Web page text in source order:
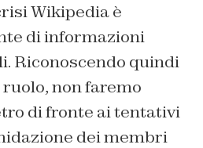
Wikipedia è
di informazioni
Riconoscendo quindi
non faremo
di fronte ai tentativi
dei membri